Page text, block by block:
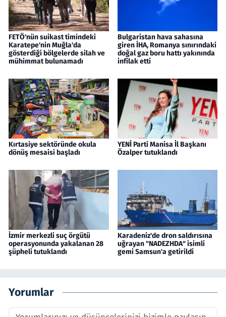
FETÖ'nün suikast timindeki
Karatepe'nin Muğla'da
gösterdiği bölgelerde silah ve
mühimmat bulunamadı
Bulgaristan hava sahasına
giren İHA, Romanya sınırındaki
doğal gaz boru hattı yakınında
infilak etti
Kırtasiye sektöründe okula
dönüş mesaisi başladı
YENİ Parti Manisa İl Başkanı
Özalper tutuklandı
İzmir merkezli suç örgütü
operasyonunda yakalanan 28
şüpheli tutuklandı
Karadeniz'de dron saldırısına
uğrayan "NADEZHDA" isimli
gemi Samsun'a getirildi
Yorumlar